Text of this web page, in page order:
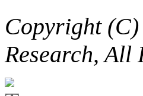
Copyright
Research, All